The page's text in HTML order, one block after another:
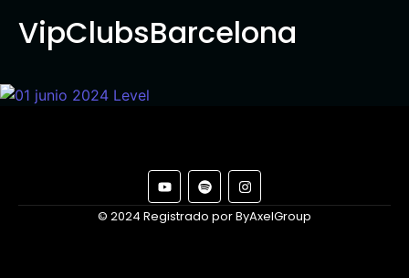
VipClubsBarcelona
© 2024 Registrado por ByAxelGroup